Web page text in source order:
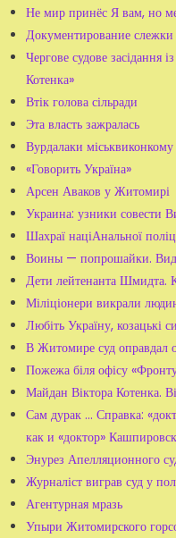
Не мир принёс Я вам, но
Документирование
Чергове судове засідання
Котенка»
Втік голова сільради
Эта власть зажралась
Вурдалаки
«Говорить Україна»
Арсен Аваков у Житомирі
Украина: узники совести
Шахраї націАнальної
Воины — попрошайки.
Дети лейтенанта
Міліціонери викрали
Любіть Україну, козацькі
В Житомире суд оправдал
Пожежа біля офісу
Майдан Віктора Котенка.
Сам дурак ... Справка:
как и «доктор»
Энурез Апелляционного
Журналіст виграв суд у
Агентурная мразь
Упыри Житомирского